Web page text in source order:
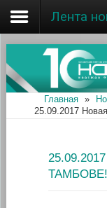
Главная
Об ассоциации
Наши аптеки
Информация
Лента
Главная »
25.09.2017
ТАМБОВЕ!